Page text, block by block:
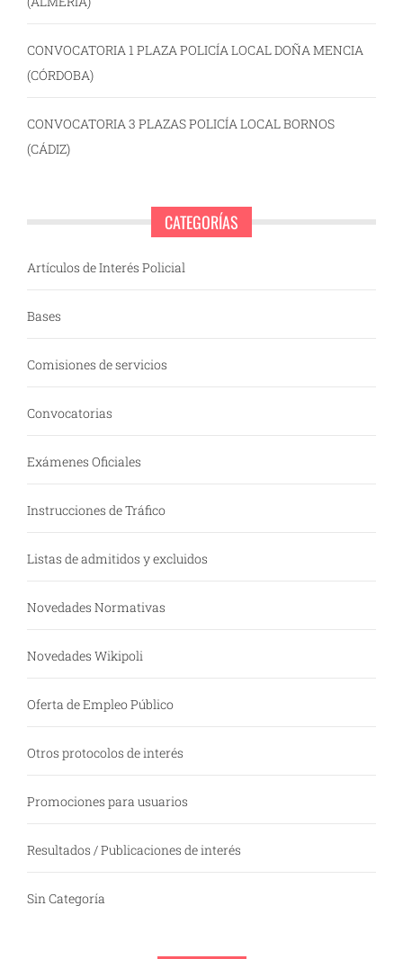
CONVOCATORIA 1 PLAZA POLICÍA LOCAL DOÑA MENCIA
(CÓRDOBA)
CONVOCATORIA 3 PLAZAS POLICÍA LOCAL BORNOS
(CÁDIZ)
CATEGORÍAS
Artículos de Interés Policial
Bases
Comisiones de servicios
Convocatorias
Exámenes Oficiales
Instrucciones de Tráfico
Listas de admitidos y excluidos
Novedades Normativas
Novedades Wikipoli
Oferta de Empleo Público
Otros protocolos de interés
Promociones para usuarios
Resultados / Publicaciones de interés
Sin Categoría